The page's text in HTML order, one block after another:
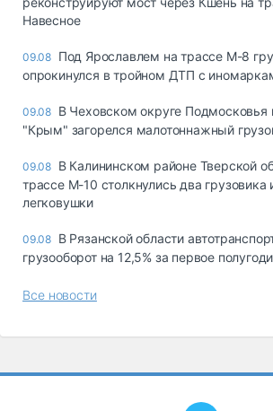
Навесное
09.08 Под Ярославлем на трассе М-8
опрокинулся в тройном ДТП с
09.08 В Чеховском округе Подмосковья
"Крым" загорелся малотоннажный
09.08 В Калининском районе Тверской
трассе М-10 столкнулись два грузовика
легковушки
09.08 В Рязанской области
грузооборот на 12,5% за первое
Все новости